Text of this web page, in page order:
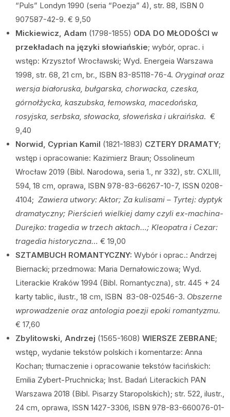
“Puls” Londyn 1990 (seria “Poezja” 4), str. 88, ISBN 0
907587-42-9. € 9,50
Mickiewicz, Adam (1798-1855) ODA DO MŁODOŚCI w
przekładach na języki słowiańskie; wybór, oprac. i
wstęp: Krzysztof Wrocławski; Wyd. Energeia Warszawa
1998, str. 68, 21 cm, br., ISBN 83-85118-76-4. Oryginał oraz
wersja białoruska, bułgarska, chorwacka, czeska,
górnołżycka, kaszubska, łemowska, macedońska,
rosyjska, serbska, słowacka, słoweńska i ukraińska. €
9,40
Norwid, Cyprian Kamil (1821-1883) CZTERY DRAMATY;
wstęp i opracowanie: Kazimierz Braun; Ossolineum
Wrocław 2019 (Bibl. Narodowa, seria 1., nr 332), str. CXLIII,
594, 18 cm, oprawa, ISBN 978-83-66267-10-7, ISSN 0208-
4104; Zawiera utwory: Aktor; Za kulisami – Tyrtej: dyptyk
dramatyczny; Pierścień wielkiej damy czyli ex-machina-
Durejko: tragedia w trzech aktach…; Kleopatra i Cezar:
tragedia historyczna… € 19,00
SZTAMBUCH ROMANTYCZNY: Wybór i oprac.: Andrzej
Biernacki; przedmowa: Maria Dernałowiczowa; Wyd.
Literackie Kraków 1994 (Bibl. Romantyczna), str. 445 + 24
karty tablic, ilustr., 18 cm, ISBN 83-08-02546-3. Obszerne
wprowadzenie oraz antologia poezji epoki romantyzmu.
€ 17,60
Zbylitowski, Andrzej (1565-1608) WIERSZE ZEBRANE;
wstęp, wydanie tekstów polskich i komentarze: Anna
Kochan; tłumaczenie i opracowanie tekstów łacińskich:
Emilia Zybert-Pruchnicka; Inst. Badań Literackich PAN
Warszawa 2018 (Bibl. Pisarzy Staropolskich); str. 522, ilustr.,
24 cm, oprawa, ISSN 1427-3306, ISBN 978-83-660076-01-